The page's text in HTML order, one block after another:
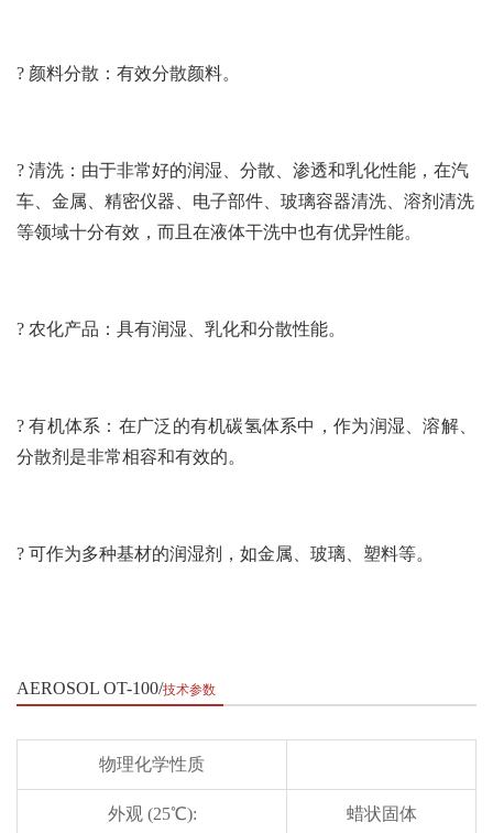
? 颜料分散：有效分散颜料。
? 清洗：由于非常好的润湿、分散、渗透和乳化性能，在汽
车、金属、精密仪器、电子部件、玻璃容器清洗、溶剂清洗
等领域十分有效，而且在液体干洗中也有优异性能。
? 农化产品：具有润湿、乳化和分散性能。
? 有机体系：在广泛的有机碳氢体系中，作为润湿、溶解、
分散剂是非常相容和有效的。
? 可作为多种基材的润湿剂，如金属、玻璃、塑料等。
AEROSOL OT-100 技术参数
物理化学性质
外观 (25℃): 蜡状固体